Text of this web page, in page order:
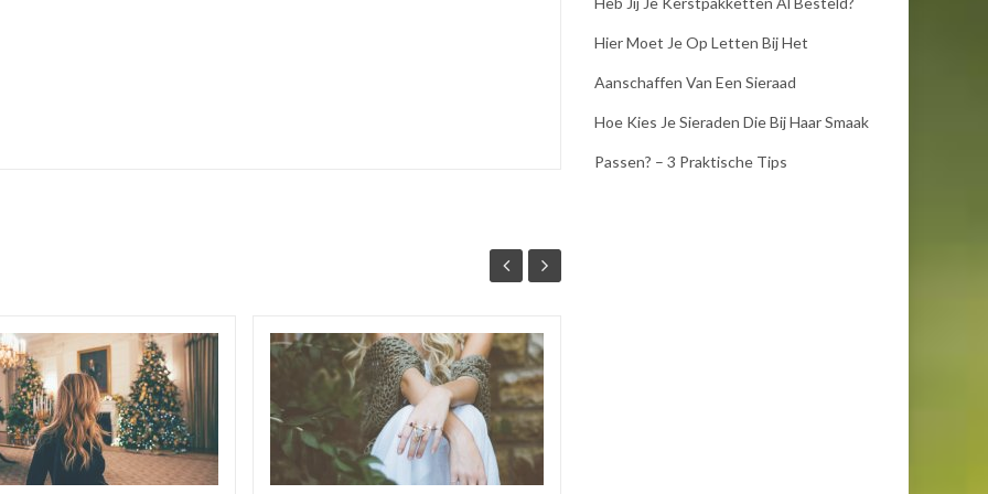
Hier Moet Je Op Letten Bij Het
Aanschaffen Van Een Sieraad
Hoe Kies Je Sieraden Die Bij Haar Smaak
Passen? – 3 Praktische Tips